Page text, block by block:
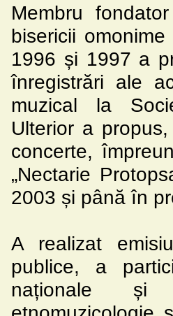
Membru
bisericii
1996 și 1997 a
înregistrări ale
muzical la
Ulterior a
concerte,
„Nectarie
2003 și până în
A realizat
publice, a
naționale și